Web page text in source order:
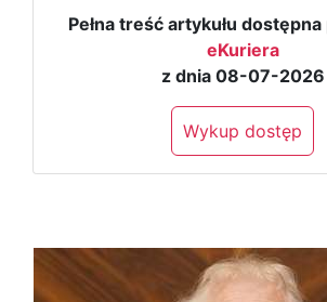
Pełna treść artykułu
eKuriera
z dnia 08-07-2026
Wykup dostęp